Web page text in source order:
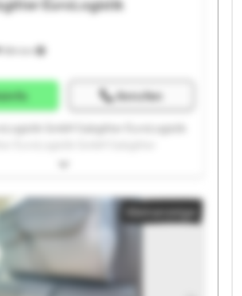
EuroLogistik
Anrufen
GmbH Salzgitter EuroLogistik
Salzgitter EuroLogistik GmbH
EuroLogistik GmbH Salzgitter
Salzgitter EuroLogistik GmbH
GmbH Salzgitter EuroLogistik
EuroLogistik GmbH Salzgitter
Salzgitter EuroLogistik GmbH
GmbH Salzgitter EuroLogistik
Kleinanzeige